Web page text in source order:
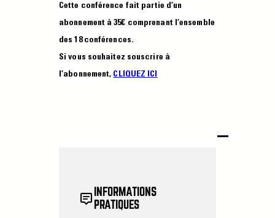
Cette conférence fait partie d’un
abonnement à 35€ comprenant l’ensemble
des 18 conférences.
Si vous souhaitez souscrire à
l’abonnement, CLIQUEZ ICI
INFORMATIONS
PRATIQUES